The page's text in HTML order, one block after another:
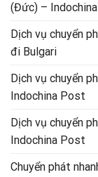
(Đức) –
Dịch vụ chuyển
đi Bulgari
Dịch vụ chuyển
Indochina Post
Dịch vụ chuyển
Indochina Post
Chuyển phát